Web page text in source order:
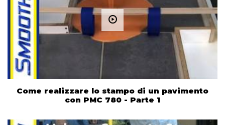
Come realizzare lo stampo di un pavimento
con PMC 780 - Parte 1